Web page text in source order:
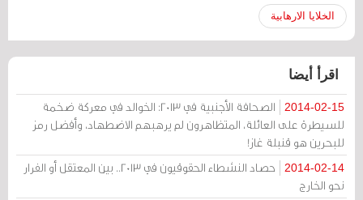
الخلايا الارهابية
اقرأ أيضا
2014-02-15
الصحافة الأجنبية في 2013: الخوالد في معركة ضخمة
للسيطرة على العائلة، المتظاهرون لم يرهبهم الاضطهاد، وأفضل رمز
للبحرين هو قنبلة غاز!
2014-02-14
حصاد النشطاء الحقوقيون في 2013.. بين المعتقل أو الفرار
نحو الخارج